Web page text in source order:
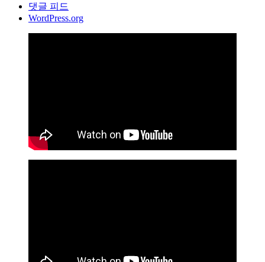
댓글 피드
WordPress.org